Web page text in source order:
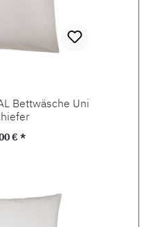
Bettwäsche Uni
Preis:
€ *